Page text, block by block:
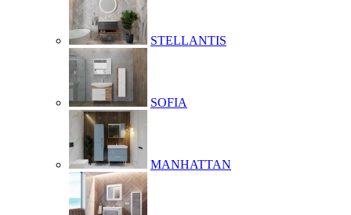
STELLANTIS
SOFIA
MANHATTAN